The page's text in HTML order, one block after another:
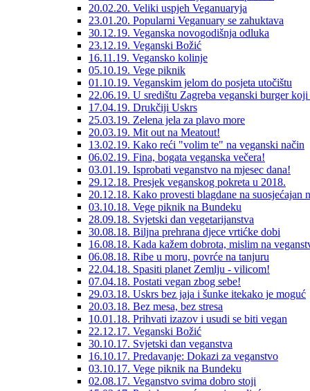
20.02.20. Veliki uspjeh Veganuaryja
23.01.20. Popularni Veganuary se zahuktava
30.12.19. Veganska novogodišnja odluka
23.12.19. Veganski Božić
16.11.19. Vegansko kolinje
05.10.19. Vege piknik
01.10.19. Veganskim jelom do posjeta utočištu
22.06.19. U središtu Zagreba veganski burger
17.04.19. Drukčiji Uskrs
25.03.19. Zelena jela za plavo more
20.03.19. Mit out na Meatout!
13.02.19. Kako reći "volim te" na veganski način
06.02.19. Fina, bogata veganska večera!
03.01.19. Isprobati veganstvo na mjesec dana!
29.12.18. Presjek veganskog pokreta u 2018.
20.12.18. Kako provesti blagdane na suosjećajan
03.10.18. Vege piknik na Bundeku
28.09.18. Svjetski dan vegetarijanstva
30.08.18. Biljna prehrana djece vrtićke dobi
16.08.18. Kada kažem dobrota, mislim na
06.08.18. Ribe u moru, povrće na tanjuru
22.04.18. Spasiti planet Zemlju - vilicom!
07.04.18. Postati vegan zbog sebe!
29.03.18. Uskrs bez jaja i šunke itekako je moguć
20.03.18. Bez mesa, bez stresa
10.01.18. Prihvati izazov i usudi se biti vegan
22.12.17. Veganski Božić
30.10.17. Svjetski dan veganstva
16.10.17. Predavanje: Dokazi za veganstvo
03.10.17. Vege piknik na Bundeku
02.08.17. Veganstvo svima dobro stoji